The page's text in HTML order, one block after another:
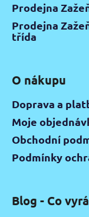
Prodejna
Prodejna
třída
O nákupu
Doprava a
Moje
Obchodní
Podmínky
Blog - Co